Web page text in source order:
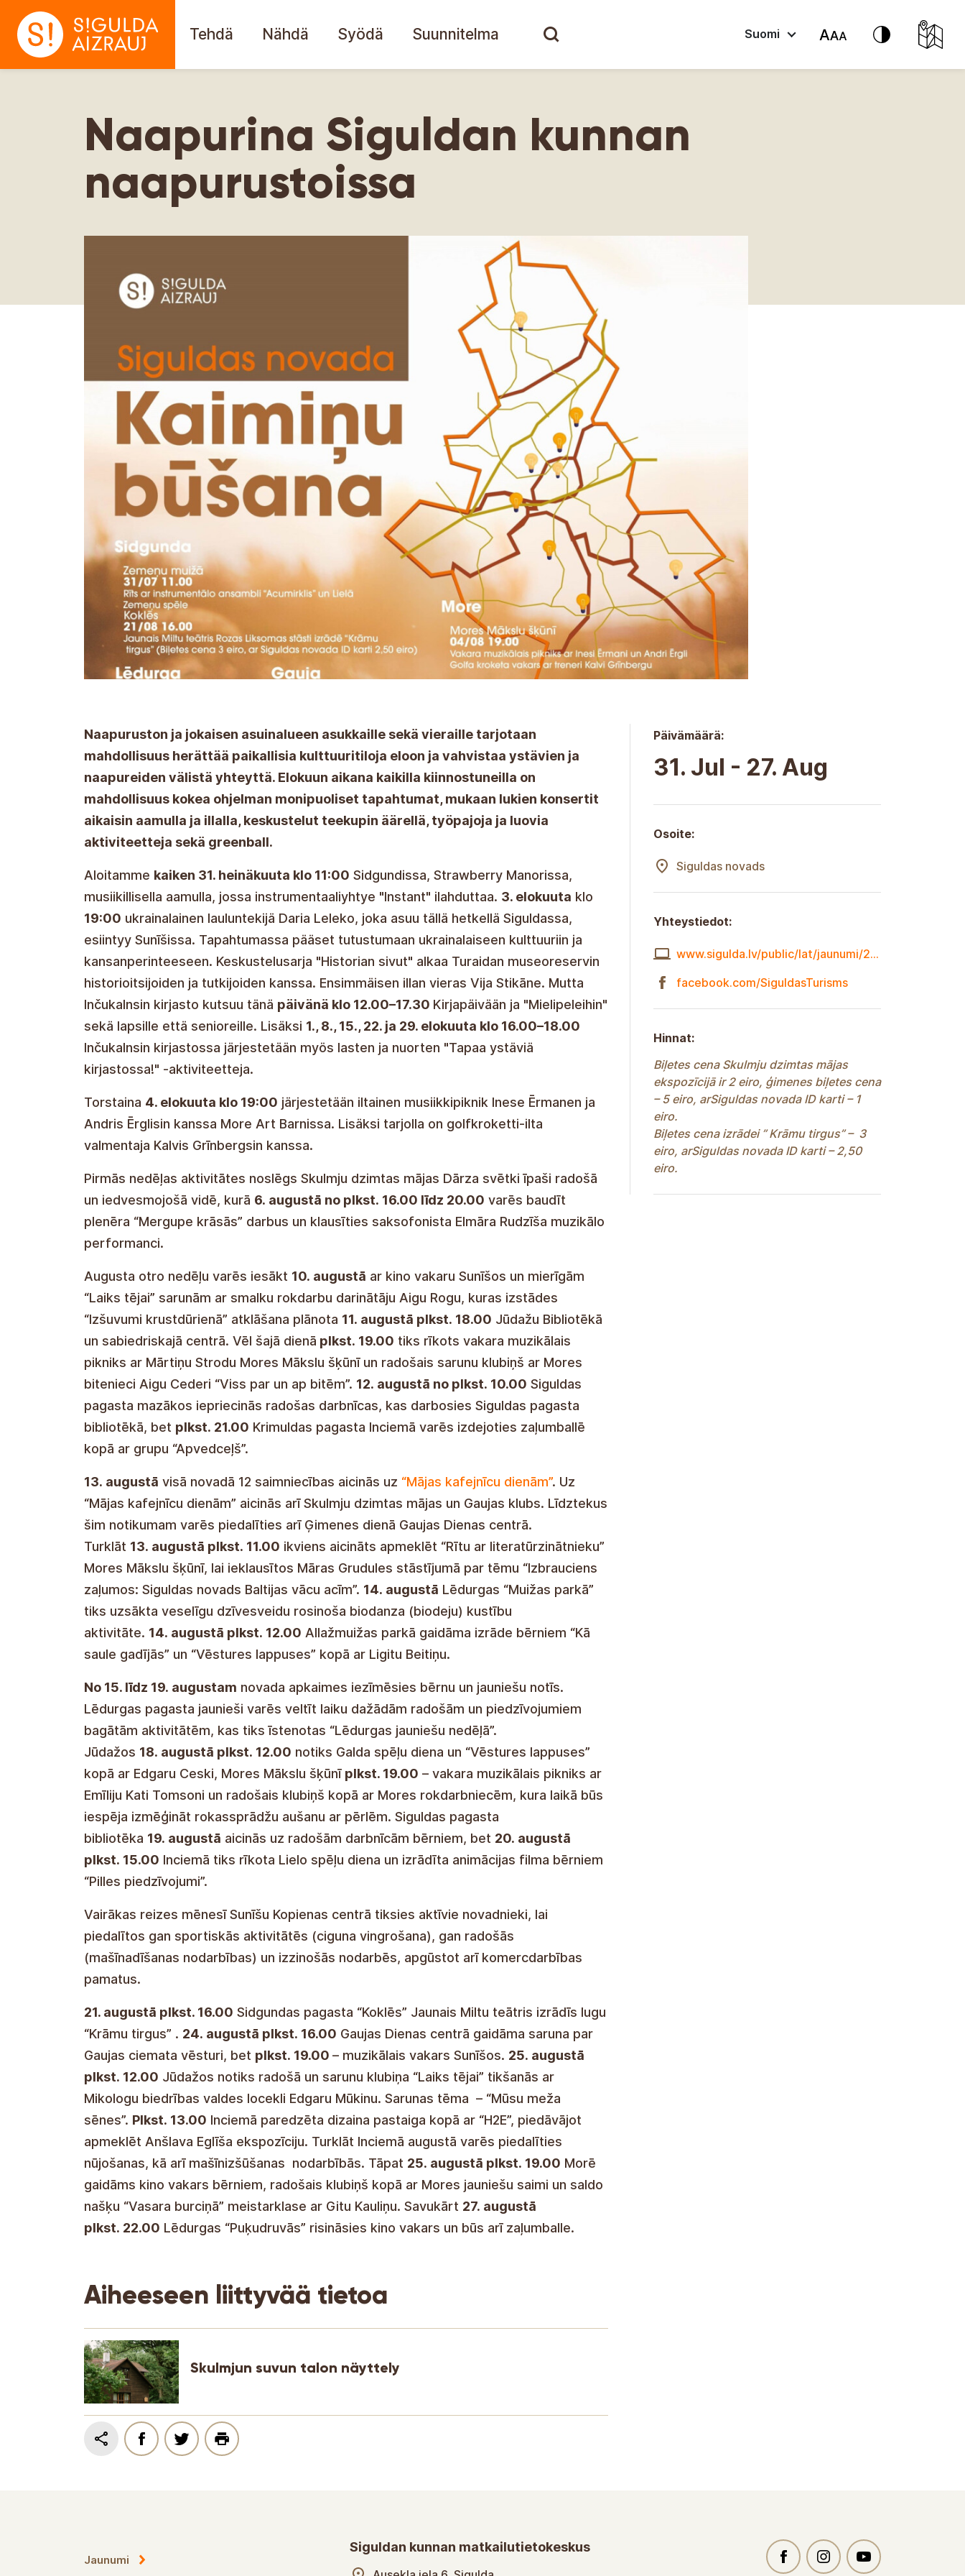
Tehdä Nähdä Syödä Suunnitelma Suomi
Naapurina Siguldan kunnan
naapurustoissa
Naapuruston ja jokaisen asuinalueen asukkaille sekä vieraille tarjotaan
mahdollisuus herättää paikallisia kulttuuritiloja eloon ja vahvistaa ystävien ja
naapureiden välistä yhteyttä. Elokuun aikana kaikilla kiinnostuneilla on
mahdollisuus kokea ohjelman monipuoliset tapahtumat, mukaan lukien konsertit
aikaisin aamulla ja illalla, keskustelut teekupin äärellä, työpajoja ja luovia
aktiviteetteja sekä greenball.
Aloitamme kaiken 31. heinäkuuta klo 11:00 Sidgundissa, Strawberry Manorissa,
musiikillisella aamulla, jossa instrumentaaliyhtye "Instant" ilahduttaa. 3. elokuuta klo
19:00 ukrainalainen lauluntekijä Daria Leleko, joka asuu tällä hetkellä Siguldassa,
esiintyy Sunīšissa. Tapahtumassa pääset tutustumaan ukrainalaiseen kulttuuriin ja
kansanperinteeseen. Keskustelusarja "Historian sivut" alkaa Turaidan museoreservin
historioitsijoiden ja tutkijoiden kanssa. Ensimmäisen illan vieras Vija Stikāne. Mutta
Inčukalnsin kirjasto kutsuu tänä päivänä klo 12.00–17.30 Kirjapäivään ja "Mielipeleihin"
sekä lapsille että senioreille. Lisäksi 1., 8., 15., 22. ja 29. elokuuta klo 16.00–18.00
Inčukalnsin kirjastossa järjestetään myös lasten ja nuorten "Tapaa ystäviä
kirjastossa!" -aktiviteetteja.
Torstaina 4. elokuuta klo 19:00 järjestetään iltainen musiikkipiknik Inese Ērmanen ja
Andris Ērglisin kanssa More Art Barnissa. Lisäksi tarjolla on golfkroketti-ilta
valmentaja Kalvis Grīnbergsin kanssa.
Ensimmäisen viikon tapahtumat huipentuvat Skulmen perheen talon
puutarhafestivaaliin erityisen luovassa ja inspiroivassa ympäristössä, jossa 6.
elokuuta klo 16.00–20.00 vierailijat voivat nauttia ulkoilma-teoksista "Mergupe in
Colors" ja kuunnella saksofonisti Elmārs Rudzītisin musiikkiesitystä.
Elokuun toinen viikko voialkaa 10. elokuutaelokuvaillalla Sunīšissa ja rauhallisilla
"Time for Tea" -keskusteluilla herkän käsityöläisen Aiga Rogan kanssa, jonka näyttely
"Ristipistokirjonta" avautuu11. elokuuta klo 18.00Jūdaži-kirjastossa ja julkisessa
keskuksessa. Tänäpäivänä klo 19:00 järjestetään myös musiikkipiknik Mārtiņš
Strodsin kanssa More Art in the Barnissa sekä luova keskustelukerho More-
mehiläishoitaja Aiga Cederen kanssa nimeltä "Everything About and Around Bees."
elokuuta klo 10.00luovia työpajoja ilahduttaa Siguldan seurakunnan pieniä, jotka
pidetään Siguldan seurakunnan kirjastossa, jaklo 21.00Inciemsissä, Krimuldan
seurakunnassa, he voivat tanssia vihreässä tanssiaisissa yhdessä yhtyeen
13. augustāvisā novadā 12 saimniecības aicinās uz“Mājas kafejnīcu dienām”. Uz
“Mājas kafejnīcu dienām” aicinās arī Skulmju dzimtas mājas un Gaujas klubs. Līdztekus
šim notikumam varēs piedalīties arī Ģimenes dienā Gaujas Dienas centrā.
Turklāt13. augustā plkst. 11.00ikviens aicināts apmeklēt “Rītu ar literatūrzinātnieku”
Mores Mākslu šķūnī, lai ieklausītos Māras Grudules stāstījumā par tēmu “Izbrauciens
zaļumos: Siguldas novads Baltijas vācu acīm”.14. augustāLēdurgas “Muižas parkā”
tiks uzsākta veselīgu dzīvesveidu rosinoša biodanza (biodeju) kustību
aktivitāte.14. augustā plkst. 12.00Allažmuižas parkā gaidāma izrāde bērniem “Kā
No 15. līdz 19. augustamnovada apkaimes iezīmēsies bērnu un jauniešu notīs.
Lēdurgas pagasta jaunieši varēs veltīt laiku dažādām radošām un piedzīvojumiem
bagātām aktivitātēm, kas tiks īstenotas “Lēdurgas jauniešu nedēļā”.
Jūdažos18. augustā plkst. 12.00notiks Galda spēļu diena un “Vēstures lappuses”
kopā ar Edgaru Ceski, Mores Mākslu šķūnīplkst. 19.00 – vakara muzikālais pikniks ar
Emīliju Kati Tomsoni un radošais klubiņš kopā ar Mores rokdarbniecēm, kura laikā būs
iespēja izmēģināt rokassprādžu aušanu ar pērlēm. Siguldas pagasta
bibliotēka19. augustāaicinās uz radošām darbnīcām bērniem, bet20. augustā
plkst. 15.00Inciemā tiks rīkota Lielo spēļu diena un izrādīta animācijas filma bērniem
Vairākas reizes mēnesī Sunīšu Kopienas centrā tiksies aktīvie novadnieki, lai
piedalītos gan sportiskās aktivitātēs (ciguna vingrošana), gan radošās
(mašīnadīšanas nodarbības) un izzinošās nodarbēs, apgūstot arī komercdarbības
21. augustā plkst. 16.00Sidgundas pagasta “Koklēs” Jaunais Miltu teātris izrādīs lugu
“Krāmu tirgus” .24. augustā plkst. 16.00Gaujas Dienas centrā gaidāma saruna par
Gaujas ciemata vēsturi, bet plkst. 19.00– muzikālais vakars Sunīšos.25. augustā
plkst. 12.00Jūdažos notiks radošā un sarunu klubiņa “Laiks tējai” tikšanās ar
Mikologu biedrības valdes locekli Edgaru Mūkinu. Sarunas tēma – “Mūsu meža
sēnes”.Plkst. 13.00Inciemā paredzēta dizaina pastaiga kopā ar “H2E”, piedāvājot
apmeklēt Anšlava Eglīša ekspozīciju. Turklāt Inciemā augustā varēs piedalīties
nūjošanas, kā arī mašīnizšūšanas nodarbībās. Tāpat25. augustā plkst. 19.00Morē
gaidāms kino vakars bērniem, radošais klubiņš kopā ar Mores jauniešu saimi un saldo
našķu “Vasara burciņā” meistarklase ar Gitu Kauliņu. Savukārt 27. augustā
Aiheeseen liittyvää tietoa
Päivämäärä:
31. Jul - 27. Aug
Osoite:
Siguldas novads
Yhteystiedot:
www.sigulda.lv/public/lat/jaunumi/23076/
facebook.com/SiguldasTurisms
Hinnat:
Biļetes cena Skulmju dzimtas mājas
ekspozīcijā ir 2 eiro, ģimenes biļetes cena
– 5 eiro, arSiguldas novada ID karti – 1
eiro.
Biļetes cena izrādei ” Krāmu tirgus” – 3
eiro, arSiguldas novada ID karti – 2,50
eiro.
Siguldan kunnan matkailutietokeskus